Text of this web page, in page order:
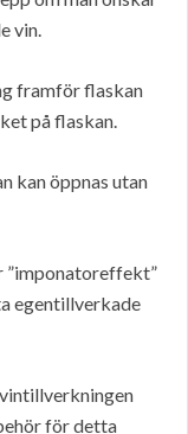
vin.
framför flaskan
på flaskan.
kan öppnas utan
”imponatoreffekt”
egentillverkade
för detta